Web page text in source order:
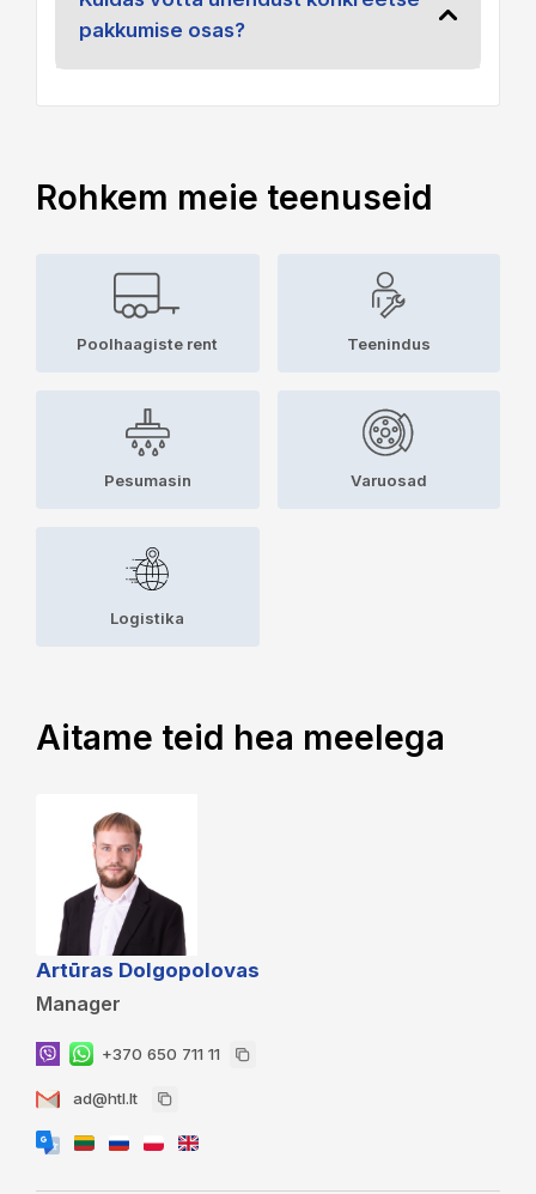
pakkumise osas?
Rohkem meie teenuseid
Poolhaagiste rent Teenindus
Pesumasin Varuosad
Logistika
Aitame teid hea meelega
Artūras Dolgopolovas
Manager
+370 650 711 11
ad@htl.lt